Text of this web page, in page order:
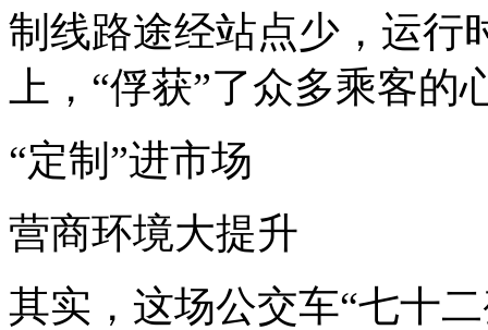
制线路途经站点少，运行
上，“俘获”了众多乘客的
“定制”进市场
营商环境大提升
其实，这场公交车“七十